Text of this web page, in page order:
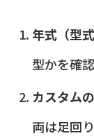
年式（型
型かを確認
カスタム
両は足回